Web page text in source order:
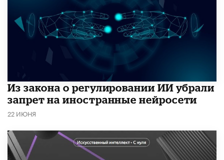
Из закона о регулировании ИИ убрали
запрет на иностранные нейросети
22 ИЮНЯ